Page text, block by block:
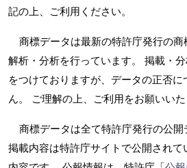
記の上、ご利用ください。
商標データは最新の特許庁発行の商
解析・分析を行っています。 掲載・
をつけておりますが、データの正否
ん。 ご理解の上、ご利用をお願いいた
商標データは全て特許庁発行の公開
掲載内容は特許庁サイトで公開され